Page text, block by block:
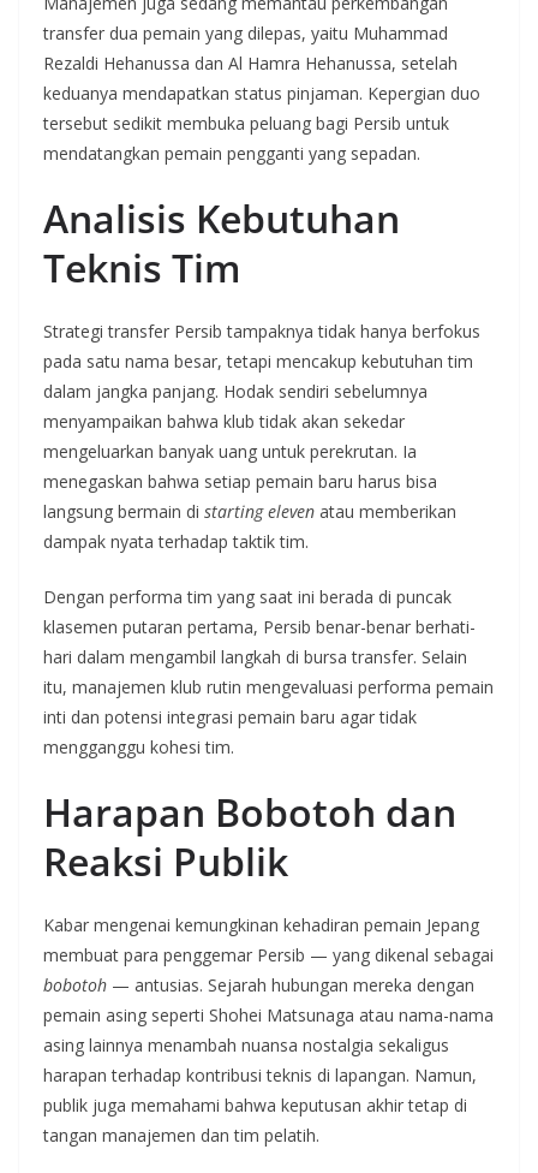
transfer dua pemain yang dilepas, yaitu Muhammad
Rezaldi Hehanussa dan Al Hamra Hehanussa, setelah
keduanya mendapatkan status pinjaman. Kepergian duo
tersebut sedikit membuka peluang bagi Persib untuk
mendatangkan pemain pengganti yang sepadan.
Analisis Kebutuhan
Teknis Tim
Strategi transfer Persib tampaknya tidak hanya berfokus
pada satu nama besar, tetapi mencakup kebutuhan tim
dalam jangka panjang. Hodak sendiri sebelumnya
menyampaikan bahwa klub tidak akan sekedar
mengeluarkan banyak uang untuk perekrutan. Ia
menegaskan bahwa setiap pemain baru harus bisa
langsung bermain di starting eleven atau memberikan
dampak nyata terhadap taktik tim.
Dengan performa tim yang saat ini berada di puncak
klasemen putaran pertama, Persib benar-benar berhati-
hari dalam mengambil langkah di bursa transfer. Selain
itu, manajemen klub rutin mengevaluasi performa pemain
inti dan potensi integrasi pemain baru agar tidak
mengganggu kohesi tim.
Harapan Bobotoh dan
Reaksi Publik
Kabar mengenai kemungkinan kehadiran pemain Jepang
membuat para penggemar Persib — yang dikenal sebagai
bobotoh — antusias. Sejarah hubungan mereka dengan
pemain asing seperti Shohei Matsunaga atau nama-nama
asing lainnya menambah nuansa nostalgia sekaligus
harapan terhadap kontribusi teknis di lapangan. Namun,
publik juga memahami bahwa keputusan akhir tetap di
tangan manajemen dan tim pelatih.